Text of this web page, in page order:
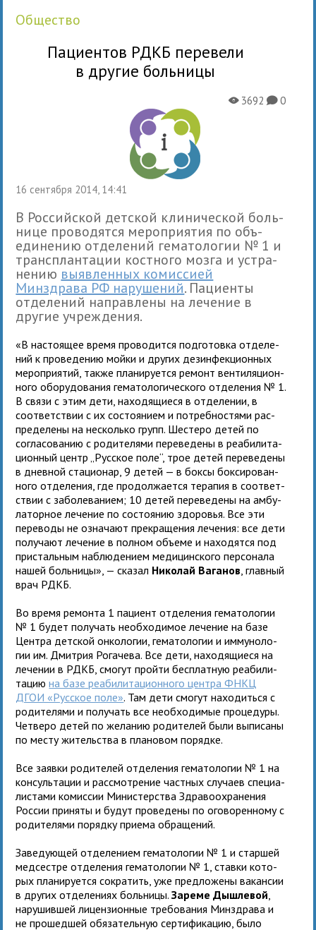
общество
Пациентов РДКБ перевели
в другие больницы
16 сентября 2014, 14:41
X3692K0
В Российской дет­ской кли­ни­че­ской боль­
нице про­во­дятся меро­при­я­тия по объ­
еди­не­нию отде­ле­ний гема­то­ло­гии № 1 и
транс­план­та­ции кост­ного мозга и устра­
не­нию выяв­лен­ных комис­сией
Минздрава РФ нару­ше­ний. Пациенты
отде­ле­ний направ­лены на лече­ние в
другие учре­ждения.
«В насто­я­щее время про­во­дится под­го­товка отде­ле­
ний к про­ве­де­нию мойки и дру­гих дез­ин­фек­ци­он­ных
меро­при­я­тий, также пла­ни­ру­ется ремонт вен­ти­ля­ци­он­
ного обо­ру­до­ва­ния гема­то­ло­ги­че­ского отде­ле­ния № 1.
В связи с этим дети, нахо­дя­щи­еся в отде­ле­нии, в
соот­вет­ствии с их состо­я­нием и потреб­но­стями рас­
пре­де­лены на несколько групп. Шестеро детей по
согла­со­ва­нию с роди­те­лями пере­ве­дены в реа­би­ли­та­
ци­он­ный центр „Русское поле“, трое детей пере­ве­дены
в днев­ной ста­ци­о­нар, 9 детей — в боксы бок­си­ро­ван­
ного отде­ле­ния, где про­дол­жа­ется тера­пия в соот­вет­
ствии с заболе­ва­нием; 10 детей пере­ве­дены на амбу­
ла­тор­ное лече­ние по состо­я­нию здо­ро­вья. Все эти
пере­воды не озна­чают пре­кра­ще­ния лече­ния: все дети
полу­чают лече­ние в пол­ном объ­еме и нахо­дятся под
при­сталь­ным наблю­де­нием меди­цин­ского пер­со­нала
нашей боль­ницы», — ска­зал Николай Ваганов , глав­ный
врач РДКБ.
Во время ремонта 1 паци­ент отде­ле­ния гема­то­ло­гии
№ 1 будет полу­чать необ­хо­ди­мое лече­ние на базе
Центра дет­ской онко­ло­гии, гема­то­ло­гии и имму­но­ло­
гии им. Дмитрия Рогачева. Все дети, нахо­дя­щи­еся на
лече­нии в РДКБ, смо­гут пройти бес­плат­ную реа­би­ли­
та­циюна базе реа­би­ли­та­ци­он­ного цен­тра ФНКЦ
ДГОИ «Русское поле». Там дети смо­гут нахо­диться с
роди­те­лями и полу­чать все необ­хо­ди­мые про­це­дуры.
Четверо детей по жела­нию роди­те­лей были выпи­саны
по месту житель­ства в пла­но­вом порядке.
Все заявки роди­те­лей отде­ле­ния гема­то­ло­гии № 1 на
кон­суль­та­ции и рас­смот­ре­ние част­ных слу­чаев спе­ци­а­
ли­стами комис­сии Министерства Здравоохра­не­ния
России при­няты и будут про­ве­дены по ого­во­рен­ному с
роди­те­лями порядку при­ема обращений.
Заведующей отде­ле­нием гема­то­ло­гии № 1 и стар­шей
медсестре отде­ле­ния гема­то­ло­гии № 1, ставки кото­
рых пла­ни­ру­ется сокра­тить, уже пред­ло­жены вакан­сии
в дру­гих отде­ле­ниях боль­ницы.Зареме Дышлевой
нару­шив­шей лицен­зи­он­ные тре­бо­ва­ния Минздрава и
не про­шед­шей обя­за­тель­ную сер­ти­фи­ка­цию, было